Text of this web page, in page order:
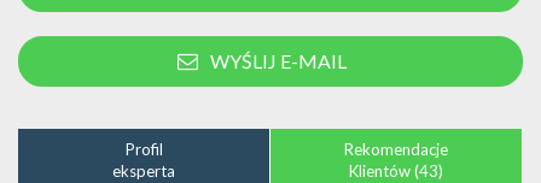
WYŚLIJ E-MAIL
Profil
eksperta
Rekomendacje
Klientów (43)